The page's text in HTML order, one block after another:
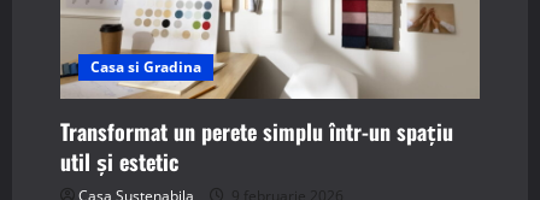
Casa si Gradina
Transformat un perete simplu într-un spațiu
util și estetic
Casa Sustenabila 9 februarie 2026